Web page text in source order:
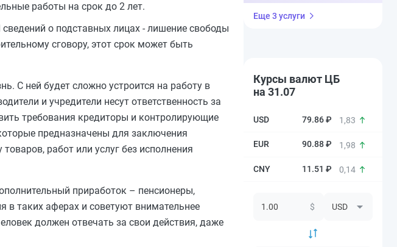
работы на срок до 2 лет.
о подставных лицах - лишение свободы
сговору, этот срок может быть
С ней будет сложно устроится на работу в
и учредители несут ответственность за
требования кредиторы и контролирующие
предназначены для заключения
работ или услуг без исполнения
приработок – пенсионеры,
в таких аферах и советуют внимательнее
должен отвечать за свои действия, даже
Еще 3 услуги
Курсы валют ЦБ
на 31.07
79.86 ₽ 1,83
90.88 ₽ 1,98
11.51 ₽ 0,14
$